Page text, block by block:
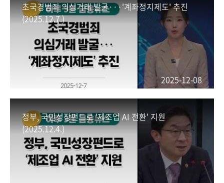
초국경범죄 의심거래 발굴···'계좌정지제도' 추진
(2025.12.7.)
2025-12-08
정부, 국민성장펀드로 '제조업 AI 전환' 지원
(2025.12.4.)